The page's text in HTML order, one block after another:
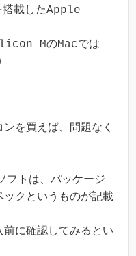
搭載したApple
MのMacでは
を買えば、問題なく
フトは、パッケージ
クというものが記載
に確認してみるとい